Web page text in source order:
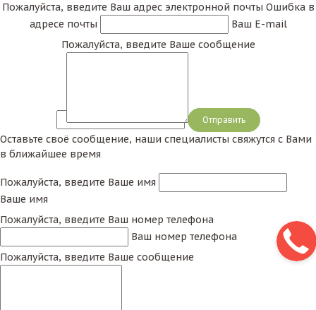
Пожалуйста, введите Ваш адрес электронной почты Ошибка в
адресе почты
Ваш E-mail
Пожалуйста, введите Ваше сообщение
Сообщение
Оставьте своё сообщение, наши специалисты свяжутся с Вами
в ближайшее время
Пожалуйста, введите Ваше имя
Ваше имя
Пожалуйста, введите Ваш номер телефона
Ваш номер телефона
Пожалуйста, введите Ваше сообщение